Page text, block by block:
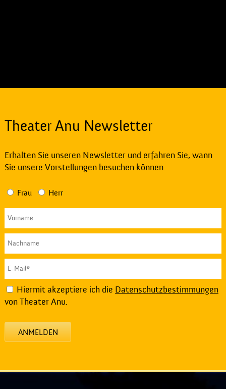
Theater Anu Newsletter
Erhalten Sie unseren Newsletter und erfahren Sie, wann
Sie unsere Vorstellungen besuchen können.
Frau Herr
Hiermit akzeptiere ich die Datenschutzbestimmungen
von Theater Anu.
ANMELDEN